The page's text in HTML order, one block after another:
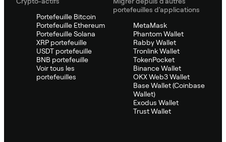
Portefeuille Bitcoin
Portefeuille Ethereum
Portefeuille Solana
XRP portefeuille
USDT portefeuille
BNB portefeuille
Voir tous les
portefeuilles
portefeuilles d'applications
MetaMask
Phantom Wallet
Rabby Wallet
Tronlink Wallet
TokenPocket
Binance Wallet
OKX Web3 Wallet
Base Wallet (Coinbase
Wallet)
Exodus Wallet
Trust Wallet